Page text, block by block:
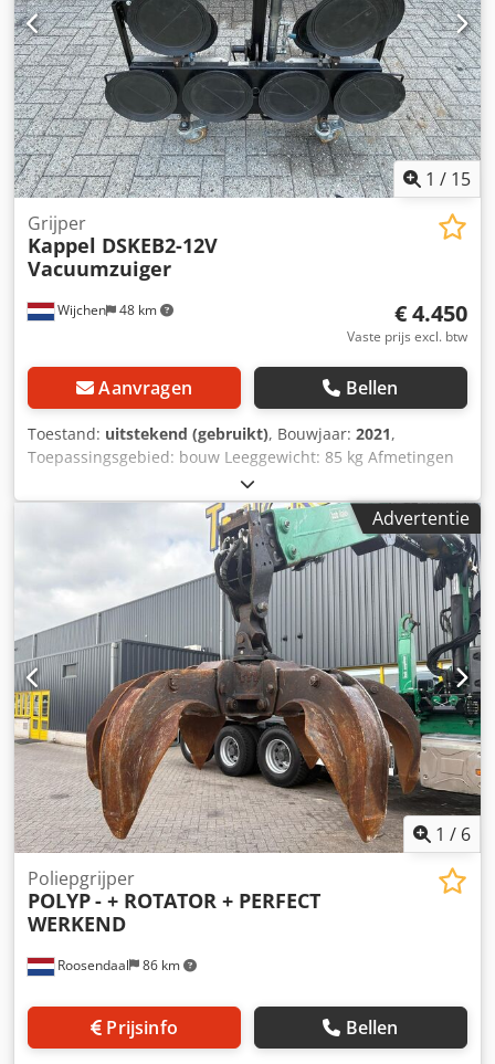
1 / 15
Wijchen 48 km
Grijper
Kappel DSKEB2-12V
Vacuumzuiger
€ 4.450
Vaste prijs excl. btw
Aanvragen Bellen
Toestand: uitstekend (gebruikt), Bouwjaar: 2021,
Toepassingsgebied: bouw Leeggewicht: 85 kg Afmetingen
laadruimte: 135 x 65 x 110 cm Credpfszlxm Rjx Ah Djf CE-
markering: ja Technische staat: zeer goed Visuele staat:
zeer goed Leveringsvoorwaarden: EXW Productieland: DE
Neem contact op met Vink Machinery voor meer
informatie. Kappel stofzuiger DSKEB2-12V * Bouwjaar 2021
* 12-volt accu * Dubbel zuigsysteem * Geïntegreerde
oplader * Draagvermogen: 600 kg * 360° draaibaar * 90°
kantelbaar * Eigen gewicht: 85 kg
Advertentie
1 / 6
Roosendaal 86 km
Poliepgrijper
POLYP- + ROTATOR + PERFECT
WERKEND
Prijsinfo Bellen